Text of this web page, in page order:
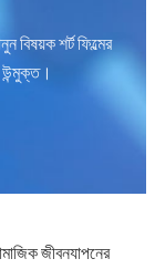
বিষয়ক শর্ট ফিল্মের
উন্মুক্ত।
জীবনযাপনের